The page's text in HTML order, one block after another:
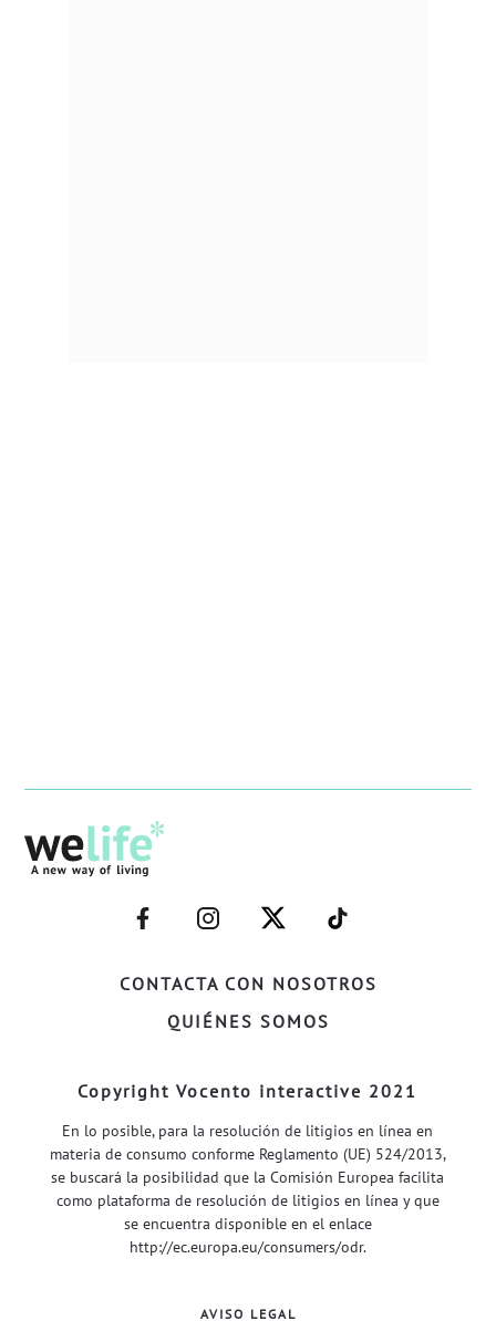
CONTACTA CON NOSOTROS
QUIÉNES SOMOS
–
FACEBOOK–
–
INSTAGRAM–
–
TWITTER–
–
WELIFE–
Copyright Vocento interactive 2021
En lo posible, para la resolución de litigios en línea en
materia de consumo conforme Reglamento (UE) 524/2013,
se buscará la posibilidad que la Comisión Europea facilita
como plataforma de resolución de litigios en línea y que
se encuentra disponible en el enlace
http://ec.europa.eu/consumers/odr.
AVISO LEGAL